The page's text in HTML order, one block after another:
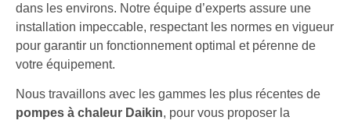
dans les environs. Notre équipe d’experts assure une
installation impeccable, respectant les normes en vigueur
pour garantir un fonctionnement optimal et pérenne de
votre équipement.
Nous travaillons avec les gammes les plus récentes de
pompes à chaleur Daikin, pour vous proposer la